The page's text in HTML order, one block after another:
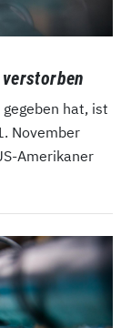
hat, ist
November
Amerikaner